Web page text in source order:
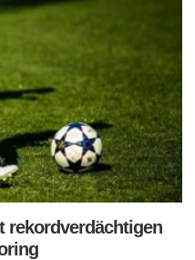
rekordverdächtigen